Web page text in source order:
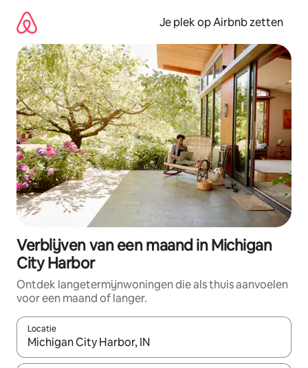
direct
naar
inhoud
Je plek op Airbnb zetten
Verblijven van een maand in Michigan
City Harbor
Ontdek langetermijnwoningen die als thuis aanvoelen
voor een maand of langer.
Locatie
Wanneer er resultaten beschikbaar zijn, maak je een keuze